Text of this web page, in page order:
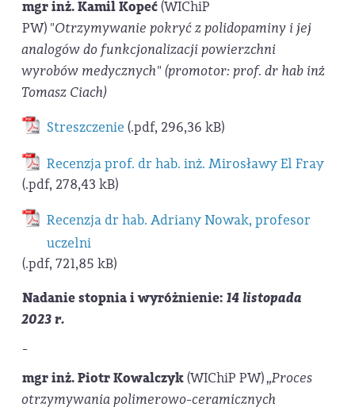
mgr inż. Kamil Kopeć(WIChiP
PW) "Otrzymywanie pokryć z polidopaminy i jej
analogów do funkcjonalizacji powierzchni
wyrobów medycznych" (promotor: prof. dr hab inż
Tomasz Ciach)
Streszczenie (.pdf, 296,36 kB)
Recenzja prof. dr hab. inż. Mirosławy El Fray
(.pdf, 278,43 kB)
Recenzja dr hab. Adriany Nowak, profesor
uczelni
(.pdf, 721,85 kB)
Nadanie stopnia i wyróżnienie: 14 listopada
2023 r.
-
mgr inż. Piotr Kowalczyk(WIChiP PW)„Proces
otrzymywania polimerowo-ceramicznych